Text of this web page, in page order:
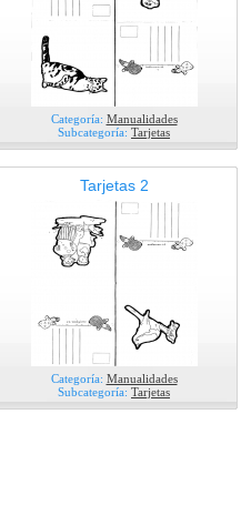
Categoría: Manualidades
Subcategoría: Tarjetas
Tarjetas 2
Categoría: Manualidades
Subcategoría: Tarjetas